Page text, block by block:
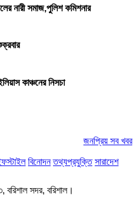
নারী সমাজ,পুলিশ কমিশনার
কাঞ্চনের নিসচা
জনপ্রিয় সব খবর
বিনোদন তথ্যপ্রযুক্তি সারাদেশ
সদর, বরিশাল।